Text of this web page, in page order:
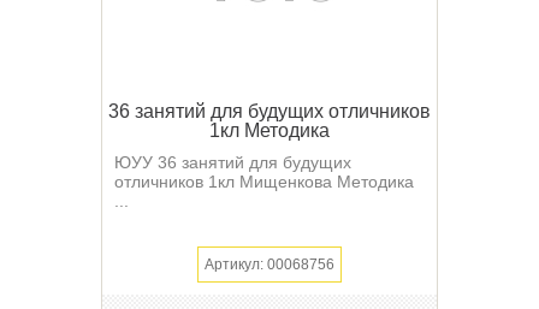
36 занятий для будущих отличников
1кл Методика
ЮУУ 36 занятий для будущих
отличников 1кл Мищенкова Методика
...
Артикул: 00068756